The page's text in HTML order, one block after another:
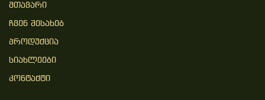
Მთავარი
Ჩვენ Შესახებ
Პროდუქცია
Სიახლეები
Კონტაქტი